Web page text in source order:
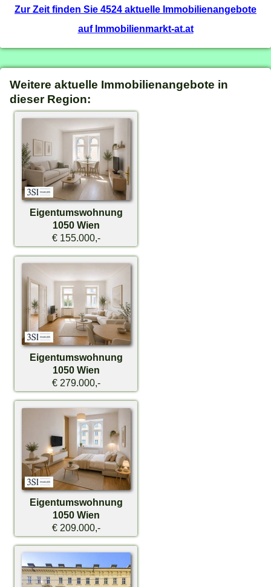
Zur Zeit finden Sie 4524 aktuelle Immobilienangebote
auf Immobilienmarkt-at.at
Weitere aktuelle Immobilienangebote in
dieser Region:
Eigentumswohnung
1050 Wien
€ 155.000,-
Eigentumswohnung
1050 Wien
€ 279.000,-
Eigentumswohnung
1050 Wien
€ 209.000,-